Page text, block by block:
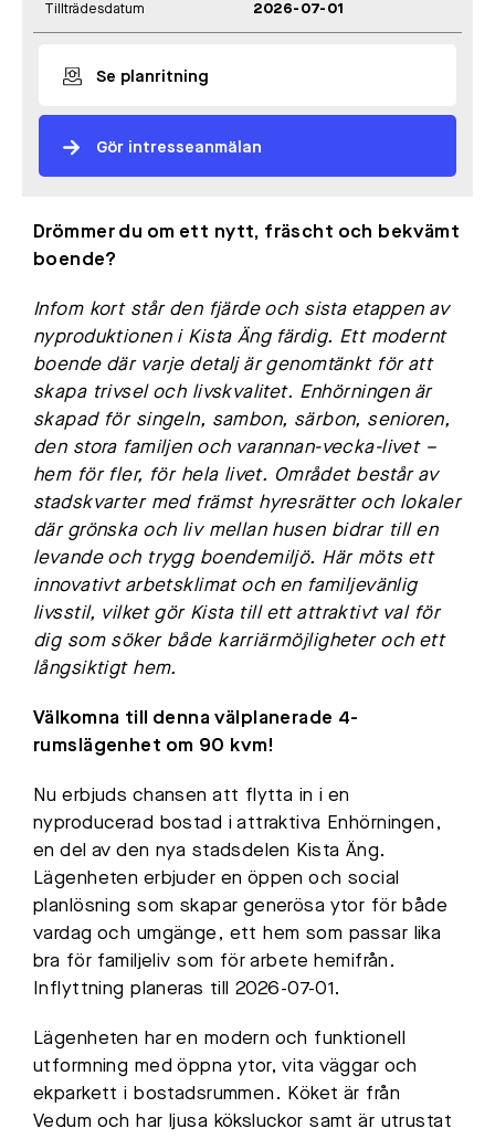
Tillträdesdatum 2026-07-01
Se planritning
Gör intresseanmälan
Drömmer du om ett nytt, fräscht och bekvämt
boende?
Infom kort står den fjärde och sista etappen av
nyproduktionen i Kista Äng färdig. Ett modernt
boende där varje detalj är genomtänkt för att
skapa trivsel och livskvalitet. Enhörningen är
skapad för singeln, sambon, särbon, senioren,
den stora familjen och varannan-vecka-livet –
hem för fler, för hela livet. Området består av
stadskvarter med främst hyresrätter och lokaler
där grönska och liv mellan husen bidrar till en
levande och trygg boendemiljö. Här möts ett
innovativt arbetsklimat och en familjevänlig
livsstil, vilket gör Kista till ett attraktivt val för
dig som söker både karriärmöjligheter och ett
långsiktigt hem.
Välkomna till denna välplanerade 4-
rumslägenhet om 90 kvm!
Nu erbjuds chansen att flytta in i en
nyproducerad bostad i attraktiva Enhörningen,
en del av den nya stadsdelen Kista Äng.
Lägenheten erbjuder en öppen och social
planlösning som skapar generösa ytor för både
vardag och umgänge, ett hem som passar lika
bra för familjeliv som för arbete hemifrån.
Inflyttning planeras till 2026-07-01.
Lägenheten har en modern och funktionell
utformning med öppna ytor, vita väggar och
ekparkett i bostadsrummen. Köket är från
Vedum och har ljusa köksluckor samt är utrustat